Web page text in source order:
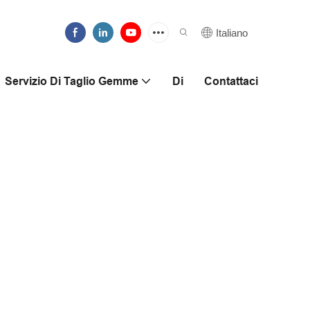
Italiano
Servizio Di Taglio Gemme Di Contattaci